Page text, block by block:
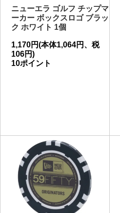
ニューエラ ゴルフ チップマ
ーカー ボックスロゴ ブラッ
ク ホワイト 1個
1,170円(本体1,064円、税
106円)
10ポイント